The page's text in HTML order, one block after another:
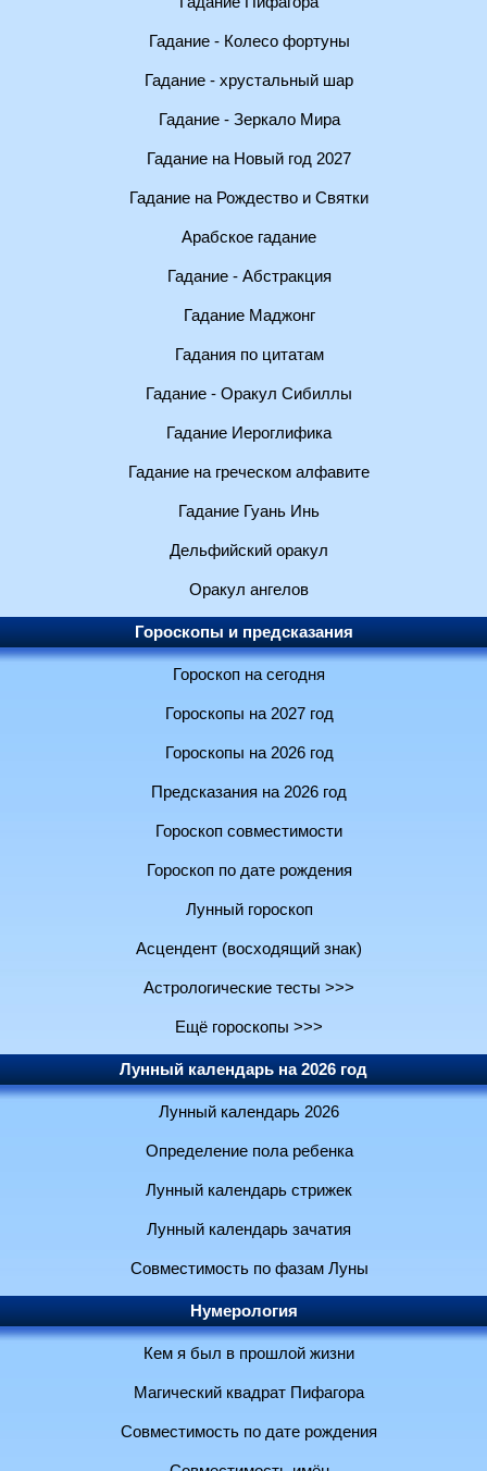
Гадание - Колесо фортуны
Гадание - хрустальный шар
Гадание - Зеркало Мира
Гадание на Новый год 2027
Гадание на Рождество и Святки
Арабское гадание
Гадание - Абстракция
Гадание Маджонг
Гадания по цитатам
Гадание - Оракул Сибиллы
Гадание Иероглифика
Гадание на греческом алфавите
Гадание Гуань Инь
Дельфийский оракул
Оракул ангелов
Гороскопы и предсказания
Гороскоп на сегодня
Гороскопы на 2027 год
Гороскопы на 2026 год
Предсказания на 2026 год
Гороскоп совместимости
Гороскоп по дате рождения
Лунный гороскоп
Асцендент (восходящий знак)
Астрологические тесты >>>
Ещё гороскопы >>>
Лунный календарь на 2026 год
Лунный календарь 2026
Определение пола ребенка
Лунный календарь стрижек
Лунный календарь зачатия
Совместимость по фазам Луны
Нумерология
Кем я был в прошлой жизни
Магический квадрат Пифагора
Совместимость по дате рождения